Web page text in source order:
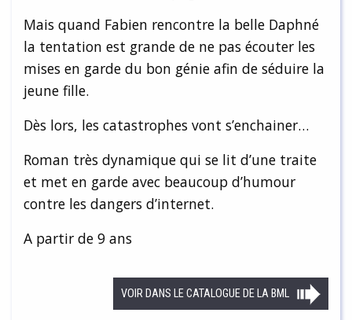
Mais quand Fabien rencontre la belle Daphné
la tentation est grande de ne pas écouter les
mises en garde du bon génie afin de séduire la
jeune fille.
Dès lors, les catastrophes vont s’enchainer…
Roman très dynamique qui se lit d’une traite
et met en garde avec beaucoup d’humour
contre les dangers d’internet.
A partir de 9 ans
VOIR DANS LE CATALOGUE DE LA BML